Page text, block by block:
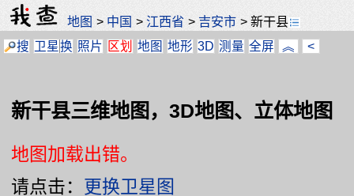
地图 > 中国 > 江西省 > 吉安市 >新干县
搜 卫星换 照片 区划 地图 地形 3D 测量 全屏 ︽ <
新干县三维地图，3D地图、立体地图
地图加载出错。
请点击： 更换卫星图